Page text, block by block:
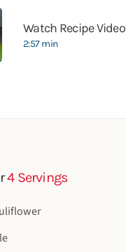
Watch Recipe Video
2:57 min
4 Servings